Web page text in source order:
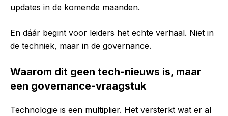
updates in de komende maanden.
En dáár begint voor leiders het echte verhaal. Niet in
de techniek, maar in de governance.
Waarom dit geen tech-nieuws is, maar
een governance-vraagstuk
Technologie is een multiplier. Het versterkt wat er al